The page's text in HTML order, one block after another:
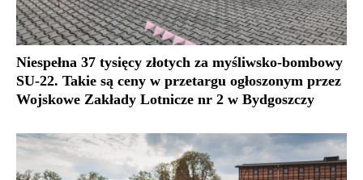
Niespełna 37 tysięcy złotych za myśliwsko-bombowy
SU-22. Takie są ceny w przetargu ogłoszonym przez
Wojskowe Zakłady Lotnicze nr 2 w Bydgoszczy